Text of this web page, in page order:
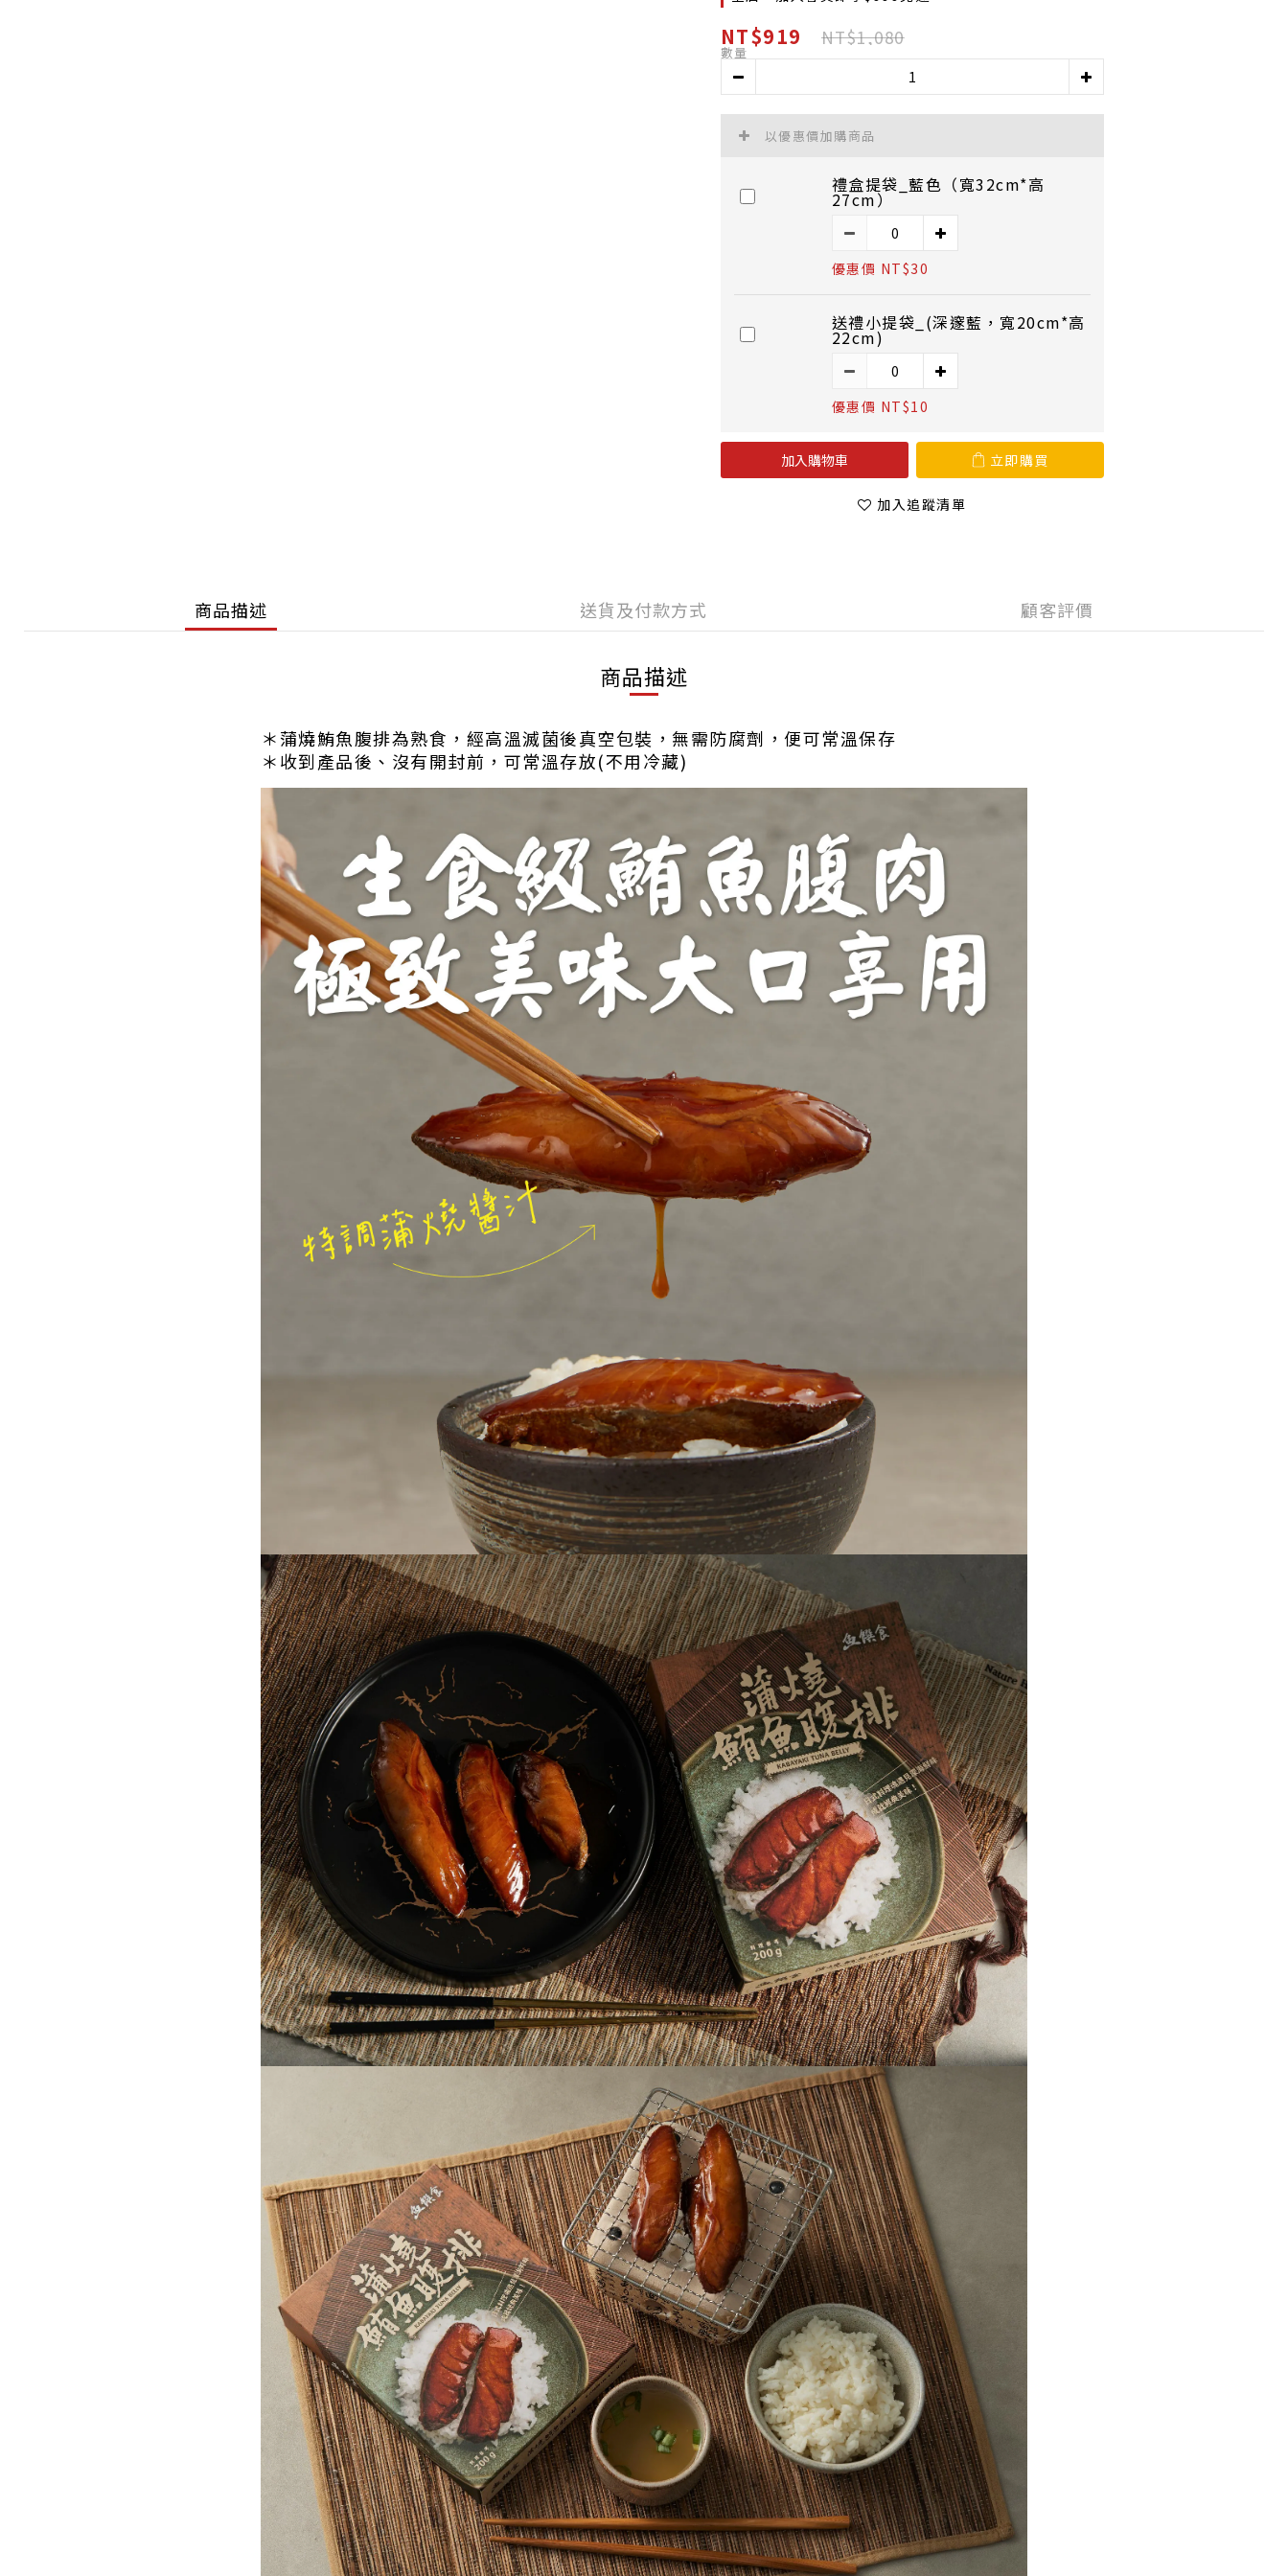
NT$919 NT$1,080
數量
以優惠價加購商品
禮盒提袋_藍色（寬32cm*高
27cm）
優惠價 NT$30
送禮小提袋_(深邃藍，寬20cm*高
22cm)
優惠價 NT$10
加入購物車 立即購買
加入追蹤清單
商品描述 送貨及付款方式 顧客評價
商品描述
＊蒲燒鮪魚腹排為熟食，經高溫滅菌後真空包裝，無需防腐劑，便可常溫保存
＊收到產品後、沒有開封前，可常溫存放(不用冷藏)